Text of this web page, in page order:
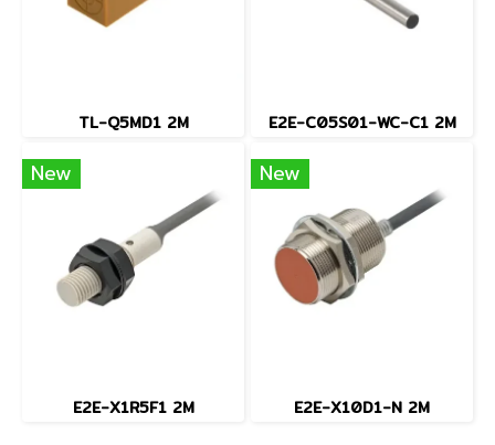
TL-Q5MD1 2M E2E-C05S01-WC-C1 2M
New
E2E-X1R5F1 2M
New
E2E-X10D1-N 2M